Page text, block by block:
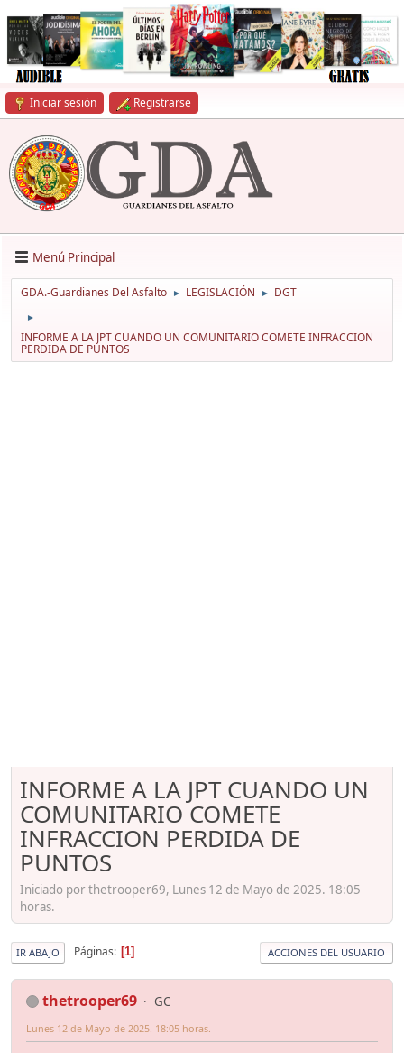
Iniciar sesión Registrarse
Menú Principal
GDA.-Guardianes Del Asfalto ► LEGISLACIÓN ► DGT
►
INFORME A LA JPT CUANDO UN COMUNITARIO COMETE INFRACCION
PERDIDA DE PUNTOS
INFORME A LA JPT CUANDO UN
COMUNITARIO COMETE
INFRACCION PERDIDA DE
PUNTOS
Iniciado por thetrooper69, Lunes 12 de Mayo de 2025. 18:05
horas.
IR ABAJO Páginas 1 ACCIONES DEL USUARIO
thetrooper69 GC
Lunes 12 de Mayo de 2025. 18:05 horas.